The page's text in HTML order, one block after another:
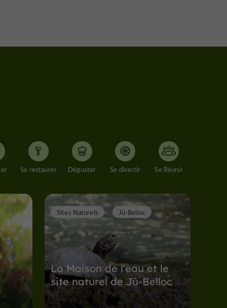
Se restaurer Déguster Se divertir Se Réunir
La Maison de l'eau et le
site naturel de Jû-Belloc
Sites Naturels Jû-Belloc